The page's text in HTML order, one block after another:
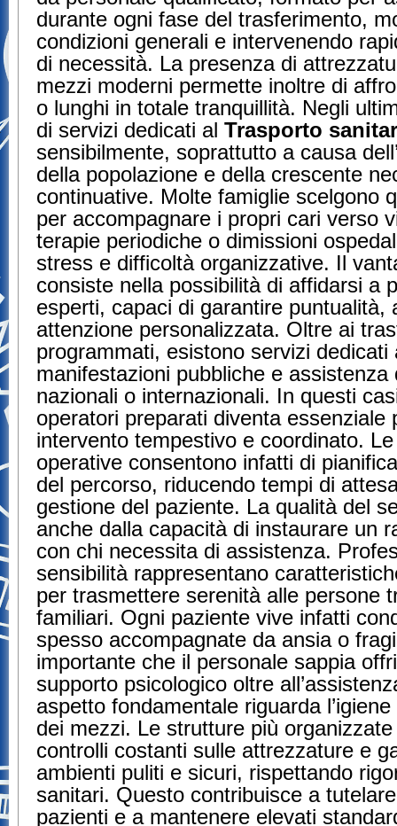
durante ogni fase del trasferimento,
condizioni generali e intervenendo
di necessità. La presenza di
mezzi moderni permette inoltre di
o lunghi in totale tranquillità. Negli
di servizi dedicati al Trasporto
sensibilmente, soprattutto a causa
della popolazione e della crescente
continuative. Molte famiglie scelgono
per accompagnare i propri cari verso
terapie periodiche o dimissioni
stress e difficoltà organizzative. Il
consiste nella possibilità di affidarsi a
esperti, capaci di garantire puntualità,
attenzione personalizzata. Oltre ai
programmati, esistono servizi dedicati
manifestazioni pubbliche e assistenza
nazionali o internazionali. In questi
operatori preparati diventa essenziale
intervento tempestivo e coordinato.
operative consentono infatti di
del percorso, riducendo tempi di
gestione del paziente. La qualità del
anche dalla capacità di instaurare un
con chi necessita di assistenza.
sensibilità rappresentano
per trasmettere serenità alle persone
familiari. Ogni paziente vive infatti
spesso accompagnate da ansia o
importante che il personale sappia
supporto psicologico oltre
aspetto fondamentale riguarda
dei mezzi. Le strutture più
controlli costanti sulle attrezzature e
ambienti puliti e sicuri, rispettando
sanitari. Questo contribuisce a
pazienti e a mantenere elevati